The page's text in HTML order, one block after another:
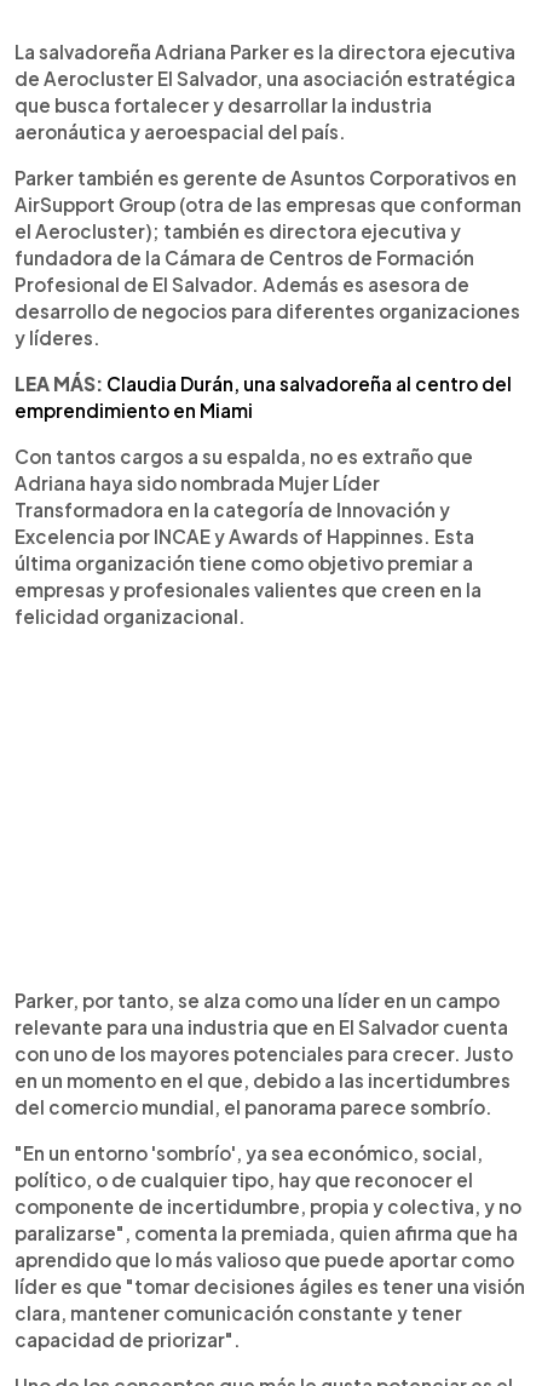
Escuchar artículo
La salvadoreña Adriana Parker es la directora ejecutiva
de Aerocluster El Salvador, una asociación estratégica
que busca fortalecer y desarrollar la industria
aeronáutica y aeroespacial del país.
Parker también es gerente de Asuntos Corporativos en
AirSupport Group (otra de las empresas que conforman
el Aerocluster); también es directora ejecutiva y
fundadora de la Cámara de Centros de Formación
Profesional de El Salvador. Además es asesora de
desarrollo de negocios para diferentes organizaciones
y líderes.
LEA MÁS: Claudia Durán, una salvadoreña al centro del
emprendimiento en Miami
Con tantos cargos a su espalda, no es extraño que
Adriana haya sido nombrada Mujer Líder
Transformadora en la categoría de Innovación y
Excelencia por INCAE y Awards of Happinnes. Esta
última organización tiene como objetivo premiar a
empresas y profesionales valientes que creen en la
felicidad organizacional.
Parker, por tanto, se alza como una líder en un campo
relevante para una industria que en El Salvador cuenta
con uno de los mayores potenciales para crecer. Justo
en un momento en el que, debido a las incertidumbres
del comercio mundial, el panorama parece sombrío.
"En un entorno 'sombrío', ya sea económico, social,
político, o de cualquier tipo, hay que reconocer el
componente de incertidumbre, propia y colectiva, y no
paralizarse", comenta la premiada, quien afirma que ha
aprendido que lo más valioso que puede aportar como
líder es que "tomar decisiones ágiles es tener una visión
clara, mantener comunicación constante y tener
capacidad de priorizar".